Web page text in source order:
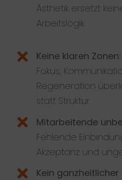
Ästhetik ersetzt
Arbeitslogik.
Keine klaren Zonen:
Fokus,
Regeneration
statt Struktur.
Mitarbeitende
Fehlende
Akzeptanz und
Kein ganzheitlicher